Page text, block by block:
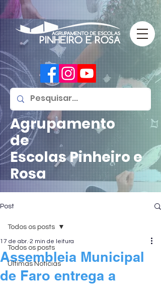
Agrupamento
de
EscolasPinheiro e
Rosa
Post
Todos os posts
Últimas Notícias
Todos os posts
Assembleia Municipal
de Faro entrega a
17 de abr. 2 min de leitura